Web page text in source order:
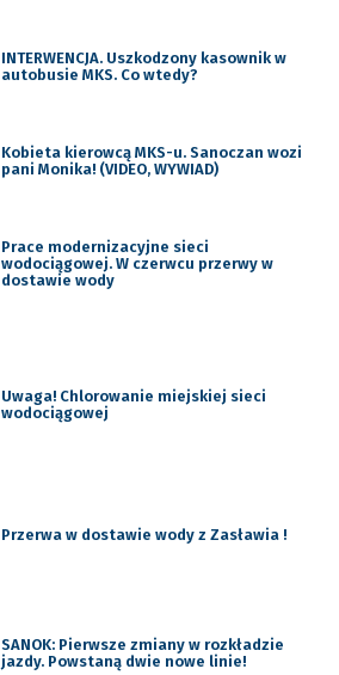
INTERWENCJA. Uszkodzony kasownik w
autobusie MKS. Co wtedy?
Kobieta kierowcą MKS-u. Sanoczan wozi
pani Monika! (VIDEO, WYWIAD)
Prace modernizacyjne sieci
wodociągowej. W czerwcu przerwy w
dostawie wody
Uwaga! Chlorowanie miejskiej sieci
wodociągowej
Przerwa w dostawie wody z Zasławia !
SANOK: Pierwsze zmiany w rozkładzie
jazdy. Powstaną dwie nowe linie!